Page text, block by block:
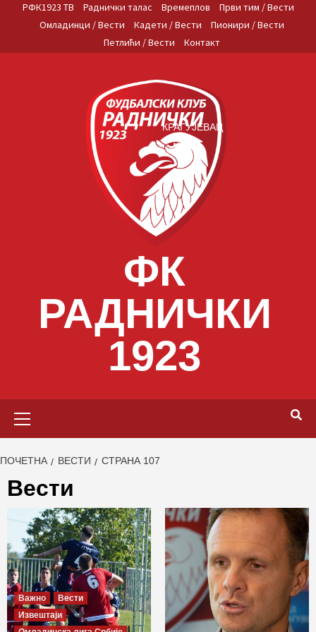
РФК1923 ТВ Раднички талас Времеплов
Први тим / Вести
Омладинци / Вести
Кадети / Вести
Пионири / Вести
Петлићи / Вести
Контакт
ФК
РАДНИЧКИ
1923
КРАГУЈЕВАЦ
ПОЧЕТНА ВЕСТИ СТРАНА 107
Вести
Важно
Вести
Извештаји